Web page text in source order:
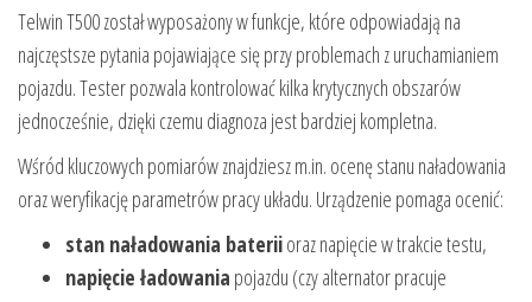
Telwin T500 został wyposażony w funkcje, które odpowiadają na
najczęstsze pytania pojawiające się przy problemach z uruchamianiem
pojazdu. Tester pozwala kontrolować kilka krytycznych obszarów
jednocześnie, dzięki czemu diagnoza jest bardziej kompletna.
Wśród kluczowych pomiarów znajdziesz m.in. ocenę stanu naładowania
oraz weryfikację parametrów pracy układu. Urządzenie pomaga ocenić:
stan naładowania bateriioraz napięcie w trakcie testu,
napięcie ładowania pojazdu (czy alternator pracuje